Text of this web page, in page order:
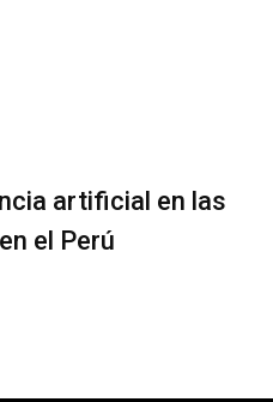
artificial en las
el Perú